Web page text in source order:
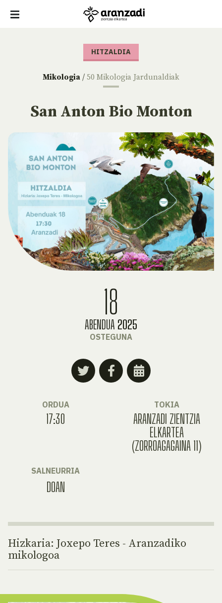
HITZALDIA
Mikologia / 50 Mikologia Jardunaldiak
San Anton Bio Monton
18
ABENDUA 2025
OSTEGUNA
ORDUA
17:30
TOKIA
ARANZADI ZIENTZIA
ELKARTEA
(ZORROAGAGAINA 11)
SALNEURRIA
DOAN
Hizkaria: Joxepo Teres - Aranzadiko
mikologoa